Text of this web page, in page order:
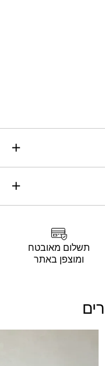
תשלום מאובטח
ומוצפן באתר
Add